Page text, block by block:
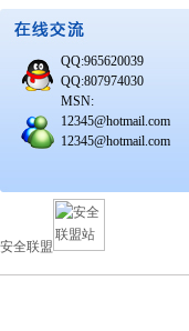
QQ:965620039
QQ:807974030
MSN:
12345@hotmail.com
12345@hotmail.com
安全联盟